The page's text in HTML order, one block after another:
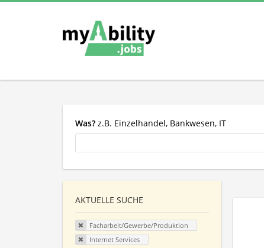
Was? z.B. Einzelhandel, Bankwesen, IT
AKTUELLE SUCHE
Facharbeit/Gewerbe/Produktion
Internet Services